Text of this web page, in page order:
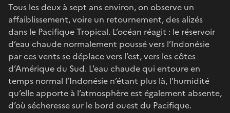
Tous les deux à sept ans environ, on observe un
affaiblissement, voire un retournement, des alizés
dans le Pacifique Tropical. L’océan réagit : le réservoir
d’eau chaude normalement poussé vers l’Indonésie
par ces vents se déplace vers l’est, vers les côtes
d’Amérique du Sud. L’eau chaude qui entoure en
temps normal l’Indonésie n’étant plus là, l’humidité
qu’elle apporte à l’atmosphère est également absente,
d’où sécheresse sur le bord ouest du Pacifique.